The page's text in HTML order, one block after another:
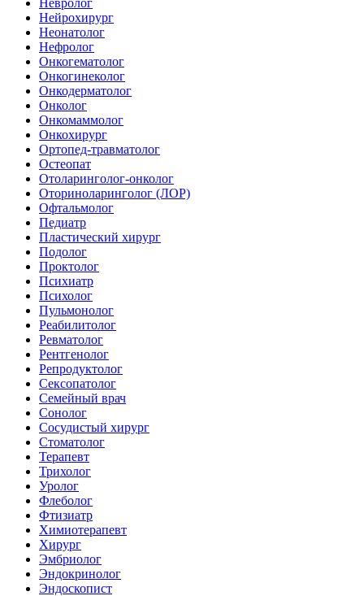
Нейрохирург
Неонатолог
Нефролог
Онкогематолог
Онкогинеколог
Онкодерматолог
Онколог
Онкомаммолог
Онкохирург
Ортопед-травматолог
Остеопат
Отоларинголог-онколог
Оториноларинголог (ЛОР)
Офтальмолог
Педиатр
Пластический хирург
Подолог
Проктолог
Психиатр
Психолог
Пульмонолог
Реабилитолог
Ревматолог
Рентгенолог
Репродуктолог
Сексопатолог
Семейный врач
Сонолог
Сосудистый хирург
Стоматолог
Терапевт
Трихолог
Уролог
Флеболог
Фтизиатр
Химиотерапевт
Хирург
Эмбриолог
Эндокринолог
Эндоскопист